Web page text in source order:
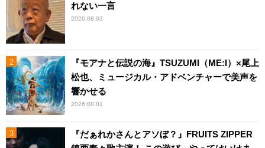
れない一言
2026.08.03
『モアナと伝説の海』TSUZUMI（ME:I）×尾上
松也、ミュージカル・アドベンチャーで美声を
響かせる
2026.08.01
『だぁれかさんとアソぼ？』FRUITS ZIPPER